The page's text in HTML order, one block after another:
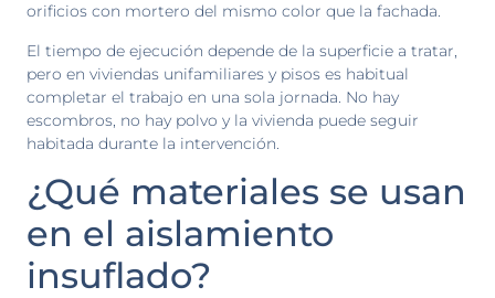
orificios con mortero del mismo color que la fachada.
El tiempo de ejecución depende de la superficie a tratar,
pero en viviendas unifamiliares y pisos es habitual
completar el trabajo en una sola jornada. No hay
escombros, no hay polvo y la vivienda puede seguir
habitada durante la intervención.
¿Qué materiales se usan
en el aislamiento
insuflado?